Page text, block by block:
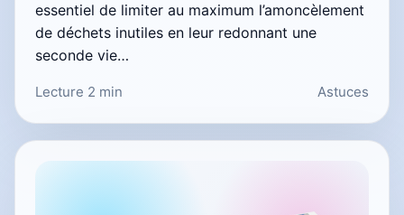
essentiel de limiter au maximum l’amoncèlement
de déchets inutiles en leur redonnant une
seconde vie…
Lecture 2 min Astuces